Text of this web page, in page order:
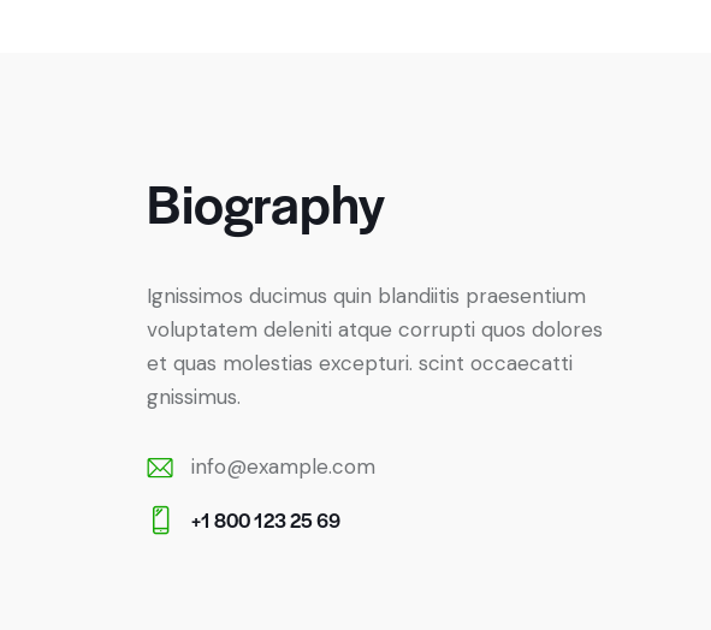
Biography
Ignissimos ducimus quin blandiitis praesentium
voluptatem deleniti atque corrupti quos dolores
et quas molestias excepturi. scint occaecatti
gnissimus.
E-
m
info@example.com
+1 800 123 25 69